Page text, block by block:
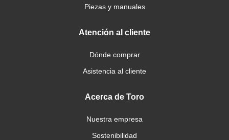
Piezas y manuales
Atención al cliente
Dónde comprar
Asistencia al cliente
Acerca de Toro
Nuestra empresa
Sostenibilidad